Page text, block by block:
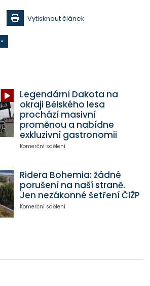
Vytisknout článek
Legendární Dakota na
okraji Bělského lesa
prochází masivní
proměnou a nabídne
exkluzivní gastronomii
Komerční sdělení
Ridera Bohemia: žádné
porušení na naší straně.
Jen nezákonné šetření ČIŽP
Komerční sdělení